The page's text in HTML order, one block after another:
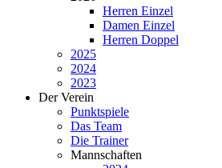
Herren Einzel
Damen Einzel
Herren Doppel
2025
2024
2023
Der Verein
Punktspiele
Das Team
Die Trainer
Mannschaften